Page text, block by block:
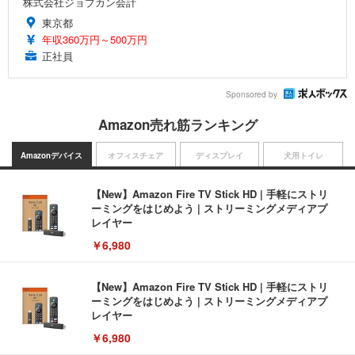
東京都
年収360万円～500万円
正社員
Sponsored by
Amazon売れ筋ランキング
Amazonデバイス
【New】Amazon Fire TV Stick HD | 手軽にストリ
ーミングをはじめよう | ストリーミングメディアプ
レイヤー
￥6,980
【New】Amazon Fire TV Stick HD | 手軽にストリ
ーミングをはじめよう | ストリーミングメディアプ
レイヤー
￥6,980
オフィスチェア ディスプレイ 犬用トイレ